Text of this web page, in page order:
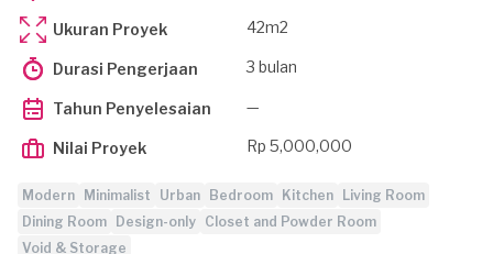
Ukuran Proyek 42m2
Durasi Pengerjaan 3 bulan
Tahun Penyelesaian —
Nilai Proyek Rp 5,000,000
Modern Minimalist Urban Bedroom Kitchen
Living Room
Dining Room
Design-only Closet and Powder Room
Void & Storage